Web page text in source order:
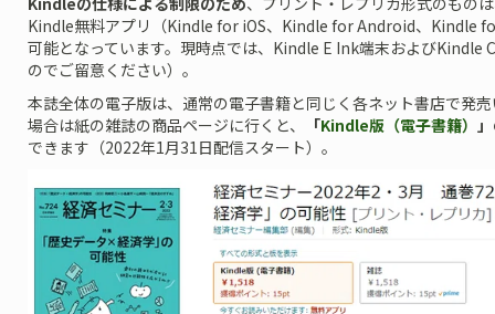
Kindle無料アプリ（Kindle for iOS、Kindle for Android、Kindle
可能となっています。現時点では、Kindle E Ink端末およびKindle
のでご留意ください）。
本誌全体の電子版は、通常の電子書籍と同じく各ネット書店で発
場合は紙の雑誌の商品ページに行くと、
「Kindle版（電子書籍） 」
できます（2022年1月31日配信スタート）。